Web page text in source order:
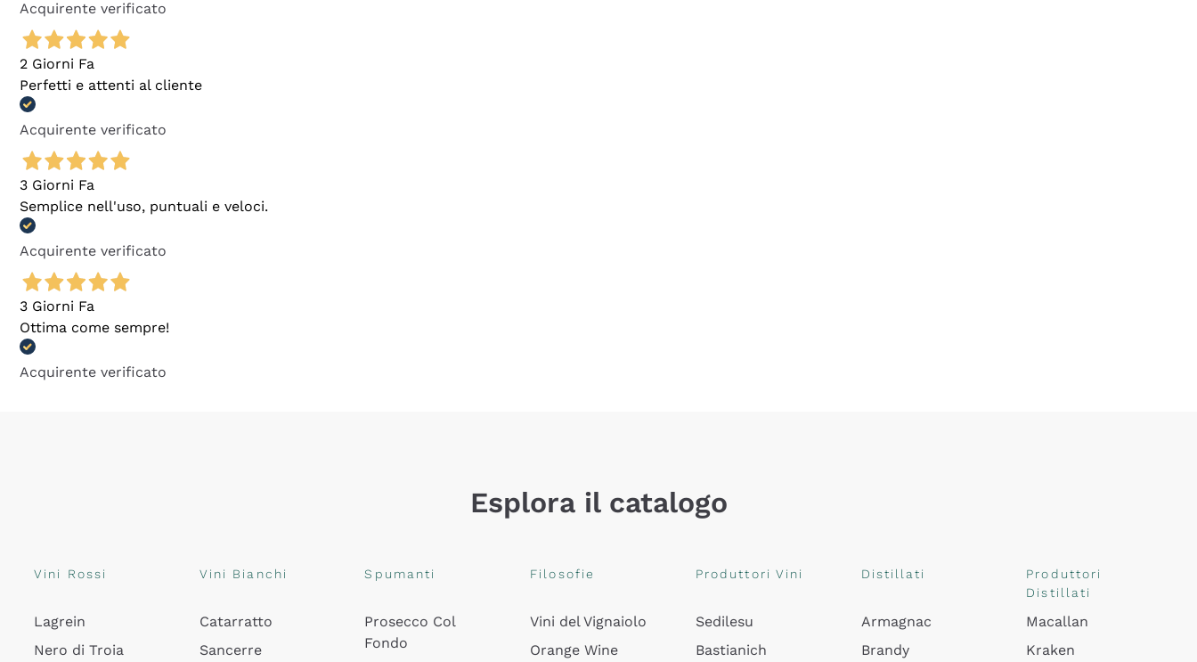
Acquirente verificato
2 Giorni Fa
Perfetti e attenti al cliente
Acquirente verificato
3 Giorni Fa
Semplice nell'uso, puntuali e veloci.
Acquirente verificato
3 Giorni Fa
Ottima come sempre!
Acquirente verificato
Esplora il catalogo
Vini Rossi
Lagrein
Nero di Troia
Vini Bianchi
Catarratto
Sancerre
Spumanti
Prosecco Col
Fondo
Filosofie
Vini del Vignaiolo
Orange Wine
Produttori Vini
Sedilesu
Bastianich
Distillati
Armagnac
Brandy
Produttori
Distillati
Macallan
Kraken